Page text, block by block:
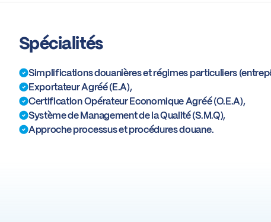
Spécialités
Simplifications douanières et régimes particuliers
Exportateur Agréé (E.A),
Certification Opérateur Economique Agréé (O.E.A),
Système de Management de la Qualité (S.M.Q),
Approche processus et procédures douane.